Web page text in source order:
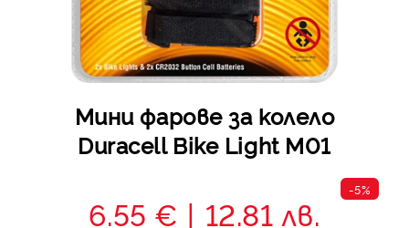
Мини фарове за колело
Duracell Bike Light M01
-5%
6.55 € 12.81 лв.